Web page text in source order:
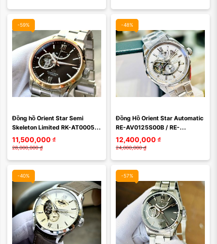
-59%
Đồng hồ Orient Star Semi
Skeleton Limited RK-AT0005Y
(RKAT0005Y)
11,500,000 ₫
28,000,000 ₫
-48%
Đồng Hồ Orient Star Automatic
RE-AV0125S00B / RE-
AV0125S / RK-AV0125G
12,400,000 ₫
24,000,000 ₫
-40% -57%